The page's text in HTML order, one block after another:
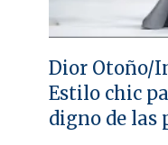
Dior Otoño/
Estilo chic
digno de las